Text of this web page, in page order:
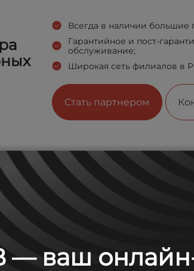
Всегда в наличии большие
Гарантийное и пост-
обслуживание;
Широкая сеть филиалов в
Стать партнером
выставка
-1, Зал -1.
ваш